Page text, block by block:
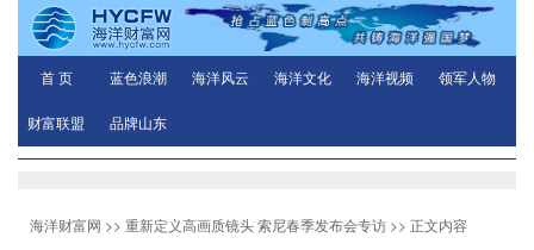
首 页 蓝色浪潮 海洋风云 海洋文化 海洋视频 领军人物
财富联盟 品牌山东
海洋财富网 >> 重新定义高画质镜头 索尼春季发布会专访 >> 正文内容